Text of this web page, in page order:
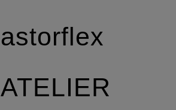
astorflex
ATELIER